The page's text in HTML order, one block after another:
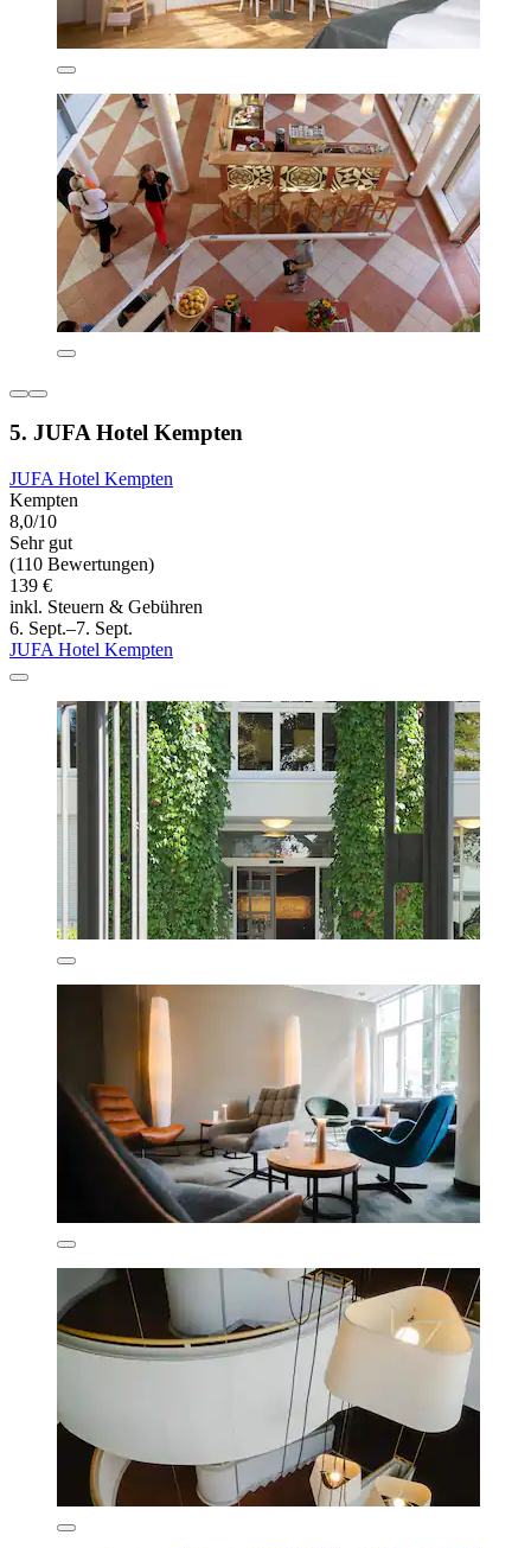
5. JUFA Hotel Kempten
JUFA Hotel Kempten
Kempten
8,0/10
Sehr gut
(110 Bewertungen)
139 €
inkl. Steuern & Gebühren
6. Sept.–7. Sept.
JUFA Hotel Kempten